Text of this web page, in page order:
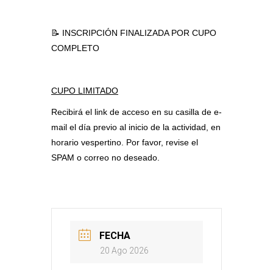
📝 INSCRIPCIÓN FINALIZADA POR CUPO
COMPLETO
CUPO LIMITADO
Recibirá el link de acceso en su casilla de e-
mail el día previo al inicio de la actividad, en
horario vespertino. Por favor, revise el
SPAM o correo no deseado.
FECHA
20 Ago 2026